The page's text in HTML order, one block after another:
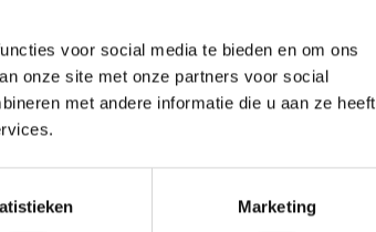
voor social media te bieden en om ons
onze site met onze partners voor social
met andere informatie die u aan ze heeft
Marketing